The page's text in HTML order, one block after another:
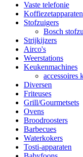
Vaste telefonie
Koffiezetapparaten
Stofzuigers
Bosch
Strijkijzers
Airco's
Weerstations
Keukenmachines
accessoires
Diversen
Friteuses
Grill/Gourmetsets
Ovens
Broodroosters
Barbecues
Waterkokers
Tosti-apparaten